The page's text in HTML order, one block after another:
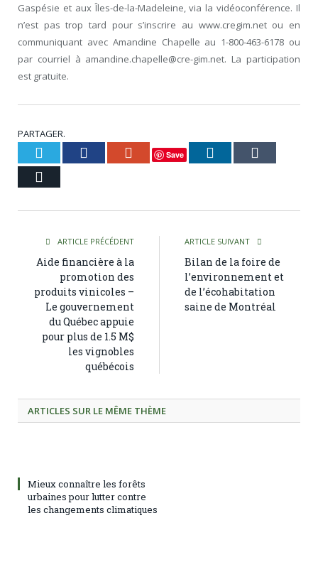
Gaspésie et aux Îles-de-la-Madeleine, via la vidéoconférence. Il
n’est pas trop tard pour s’inscrire au www.cregim.net ou en
communiquant avec Amandine Chapelle au 1-800-463-6178 ou
par courriel à amandine.chapelle@cre-gim.net. La participation
est gratuite.
PARTAGER.
Twitter Facebook Google+
Save LinkedIn
ARTICLE PRÉCÉDENT
Aide financière à la
promotion des
produits vinicoles –
Le gouvernement
du Québec appuie
pour plus de 1.5 M$
les vignobles
québécois
ARTICLE SUIVANT
Bilan de la foire de
l’environnement et
de l’écohabitation
saine de Montréal
ARTICLES SUR LE MÊME THÈME
Mieux connaître les forêts
urbaines pour lutter contre
les changements climatiques